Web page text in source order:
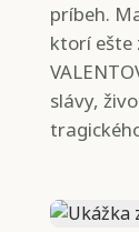
príbeh.
ktorí ešte
slávy,